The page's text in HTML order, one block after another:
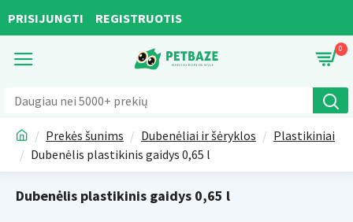
PRISIJUNGTI REGISTRUOTIS
0
Prekės šunims Dubenėliai ir šėryklos
Plastikiniai
Dubenėlis plastikinis gaidys 0,65 l
Dubenėlis plastikinis gaidys 0,65 l